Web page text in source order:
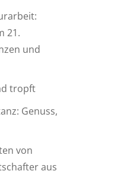
21.
und
tropft
Genuss,
von
aus